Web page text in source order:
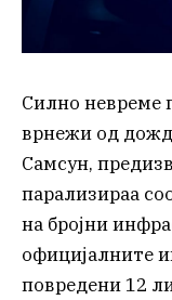
Силно невреме
врнежи од дожд
Самсун,
парализираа
на бројни
официјалните
повредени 12